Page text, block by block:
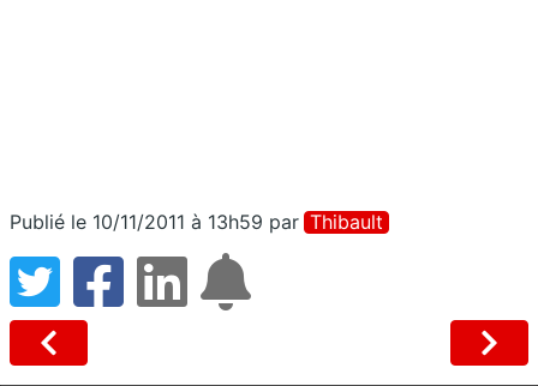
Publié le 10/11/2011 à 13h59 par Thibault